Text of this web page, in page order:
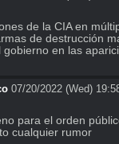
de la CIA en
de destrucción
gobierno en las
07/20/2022 (Wed)
para el orden
cualquier rumor